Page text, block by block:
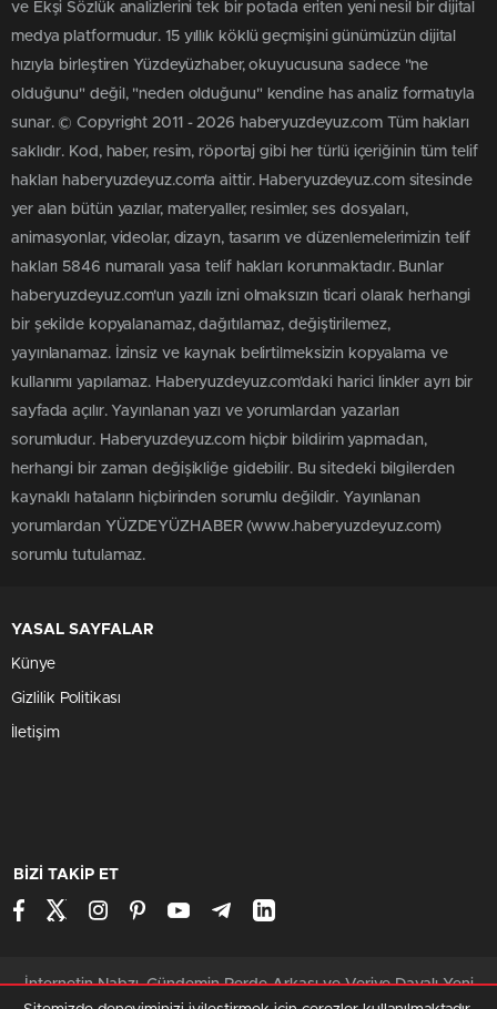
de muhalif İslam var ortada. Biri kendini mülkiyet
geleneklerine kaptırmış diğeri isyan etmeye devam
ediyor" dedi.
0 0
İhsan Eliaçık, İslam dünyasının yaşadığı derin krizi iki temel